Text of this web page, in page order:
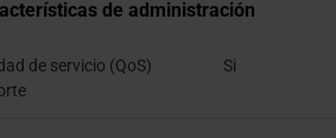
de administración
de servicio (QoS)
Si